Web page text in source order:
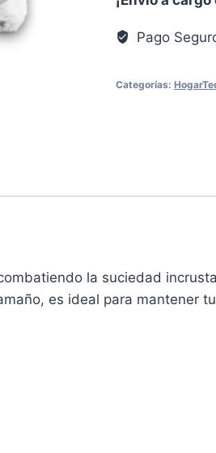
SC1
(MANUAL)
cantidad
Pago
Categorías:
la suciedad
es ideal para mantener